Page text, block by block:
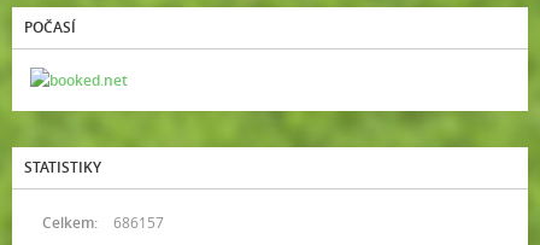
POČASÍ
STATISTIKY
Celkem:
686157